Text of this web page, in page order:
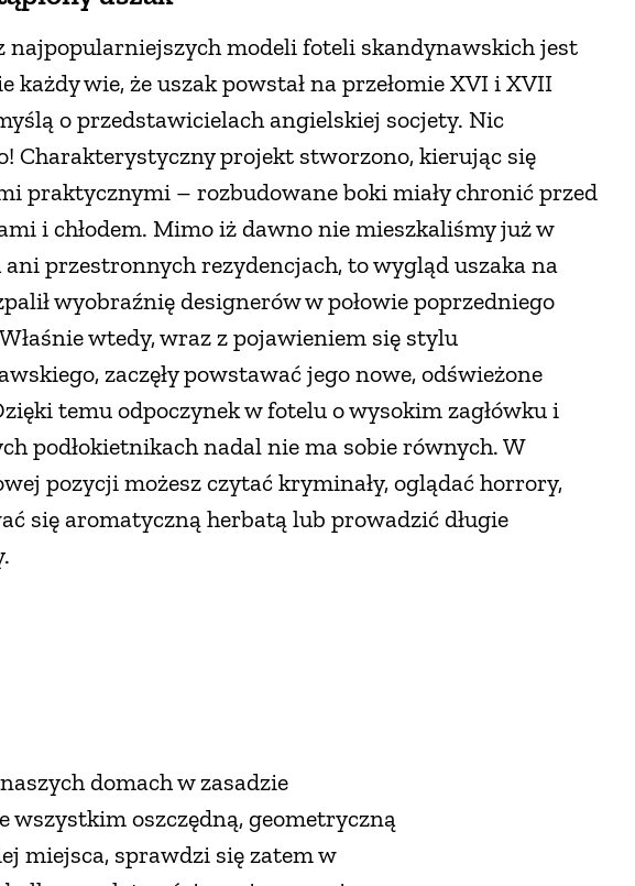
najpopularniejszych modeli foteli skandynawskich jest
każdy wie, że uszak powstał na przełomie XVI i XVII
o przedstawicielach angielskiej socjety. Nic
Charakterystyczny projekt stworzono, kierując się
praktycznymi – rozbudowane boki miały chronić przed
i chłodem. Mimo iż dawno nie mieszkaliśmy już w
ani przestronnych rezydencjach, to wygląd uszaka na
wyobraźnię designerów w połowie poprzedniego
wtedy, wraz z pojawieniem się stylu
zaczęły powstawać jego nowe, odświeżone
temu odpoczynek w fotelu o wysokim zagłówku i
podłokietnikach nadal nie ma sobie równych. W
pozycji możesz czytać kryminały, oglądać horrory,
się aromatyczną herbatą lub prowadzić długie
domach w zasadzie
wszystkim oszczędną, geometryczną
miejsca, sprawdzi się zatem w